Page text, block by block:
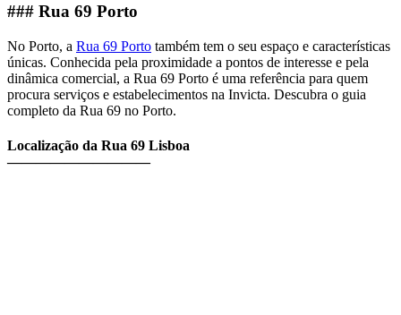
### Rua 69 Porto
No Porto, a Rua 69 Porto também tem o seu espaço e características
únicas. Conhecida pela proximidade a pontos de interesse e pela
dinâmica comercial, a Rua 69 Porto é uma referência para quem
procura serviços e estabelecimentos na Invicta. Descubra o guia
completo da Rua 69 no Porto.
Localização da Rua 69 Lisboa
——————————